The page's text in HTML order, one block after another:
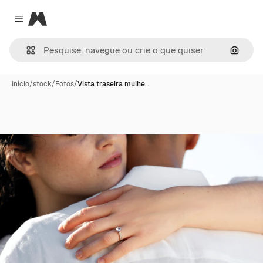
Close menu
Magnific
Início/stock/Fotos/Vista traseira mulhe…